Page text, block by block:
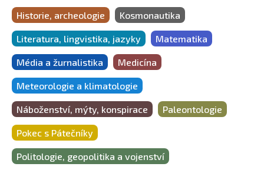
Historie, archeologie Kosmonautika
Literatura, lingvistika, jazyky Matematika
Média a žurnalistika Medicína
Meteorologie a klimatologie
Náboženství, mýty, konspirace Paleontologie
Pokec s Pátečníky
Politologie, geopolitika a vojenství